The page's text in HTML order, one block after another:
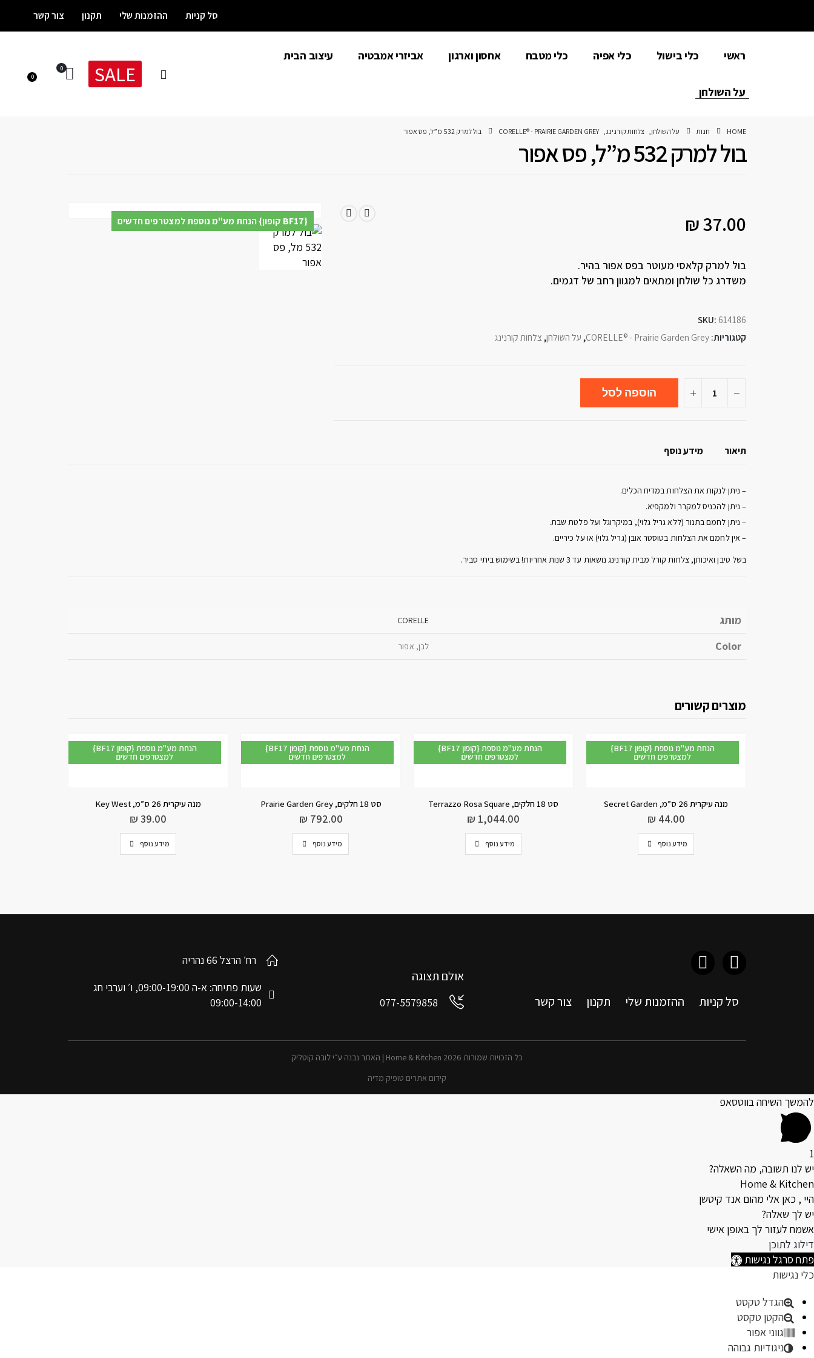
סל קניות ההזמנות שלי תקנון צור קשר
ראשי כלי בישול כלי אפיה כלי מטבח אחסון וארגון אביזרי אמבטיה עיצוב הבית
על השולחן
SALE
0
0
HOME חנות על השולחן, צלחות קורנינג,
CORELLE® - PRAIRIE GARDEN GREY בול למרק 532 מ”ל, פס אפור
בול למרק 532 מ”ל, פס אפור
₪37.00
בול למרק קלאסי מעוטר בפס אפור בהיר.
משדרג כל שולחן ומתאים למגוון רחב של דגמים.
SKU: 614186
קטגוריות: CORELLE® - Prairie Garden Grey
, על השולחן, צלחות קורנינג
הוספה לסל
{BF17 קופון} הנחת מע"מ נוספת למצטרפים חדשים
תיאור מידע נוסף
– ניתן לנקות את הצלחות במדיח הכלים.
– ניתן להכניס למקרר ולמקפיא.
– ניתן לחמם בתנור (ללא גריל גלוי), במיקרוגל ועל פלטת שבת.
– אין לחמם את הצלחות בטוסטר אובן (גריל גלוי) או על כיריים.
בשל טיבן ואיכותן, צלחות קורל מבית קורנינג נושאות עד 3 שנות אחריות! בשימוש ביתי סביר.
מותג CORELLE
Color לבן, אפור
מוצרים קשורים
{BF17 קופון} הנחת מע"מ נוספת
למצטרפים חדשים
מנה עיקרית 26 ס”מ, Secret Garden
₪ 44.00
מידע נוסף
{BF17 קופון} הנחת מע"מ נוספת
למצטרפים חדשים
סט 18 חלקים, Terrazzo Rosa Square
₪ 1,044.00
מידע נוסף
{BF17 קופון} הנחת מע"מ נוספת
למצטרפים חדשים
סט 18 חלקים, Prairie Garden Grey
₪ 792.00
מידע נוסף
{BF17 קופון} הנחת מע"מ נוספת
למצטרפים חדשים
מנה עיקרית 26 ס”מ, Key West
₪ 39.00
מידע נוסף
סל קניות ההזמנות שלי תקנון צור קשר
אולם תצוגה
077-5579858
רח׳ הרצל 66 נהריה
שעות פתיחה: א-ה 09:00-19:00, ו׳ וערבי חג
09:00-14:00
כל הזכויות שמורות 2026 Home & Kitchen | האתר נבנה ע״י לובה קוטליק
קידום אתרים טופיק מדיה
להמשך השיחה בווטסאפ
1
יש לנו תשובה, מה השאלה?
Home & Kitchen
היי , כאן אלי מהום אנד קיטשן
יש לך שאלה?
אשמח לעזור לך באופן אישי
דילוג לתוכן
פתח סרגל נגישות
כלי נגישות
הגדל טקסט
הקטן טקסט
גווני אפור
ניגודיות גבוהה